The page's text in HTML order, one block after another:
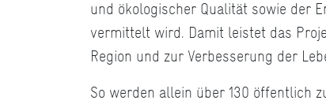
und ökologischer Qualität sowie der
vermittelt wird. Damit leistet das
Region und zur Verbesserung der
So werden allein über 130 öffentlich